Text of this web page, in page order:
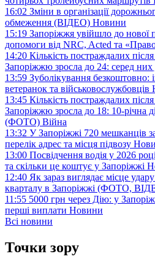
16:02 Зміни в організації
обмеження (ВІДЕО) Новини
15:19 Запоріжжя увійшло до нової
допомоги від NRC, Acted та
14:20 Кількість постраждалих
Запоріжжю зросла до 24: серед
13:59 Зуболікування безкоштовно:
ветеранок та військовослужбовців
13:45 Кількість постраждалих
Запоріжжю зросла до 18: 10-річна
(ФОТО) Війна
13:32 У Запоріжжі 720 мешканців
перелік адрес та місця підвозу
13:00 Посвідчення водія у 2026
та скільки це коштує у Запоріжжі
12:40 Як зараз виглядає місце
кварталу в Запоріжжі (ФОТО,
11:55 5000 грн через Дію: у
перші виплати Новини
Всі новини
Точки зору